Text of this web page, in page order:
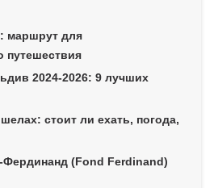
маршрут для
путешествия
2024-2026: 9 лучших
стоит ли ехать, погода,
(Fond Ferdinand)